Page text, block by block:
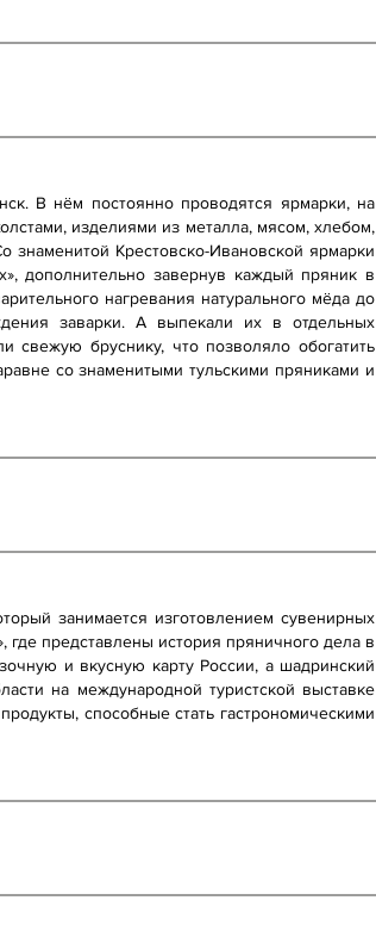
В нём постоянно проводятся ярмарки, на
изделиями из металла, мясом, хлебом,
Крестовско-Ивановской ярмарки
дополнительно завернув каждый пряник в
нагревания натурального мёда до
заварки. А выпекали их в отдельных
бруснику, что позволяло обогатить
со знаменитыми тульскими пряниками и
занимается изготовлением сувенирных
представлены история пряничного дела в
и вкусную карту России, а шадринский
на международной туристской выставке
способные стать гастрономическими